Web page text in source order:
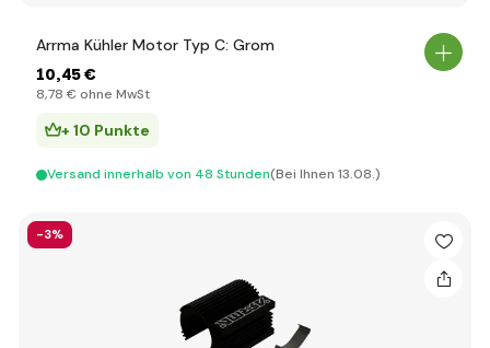
Arrma Kühler Motor Typ C: Grom
10,45 €
8,78 € ohne MwSt
+ 10 Punkte
Versand innerhalb von 48 Stunden(Bei Ihnen 13.08.)
-3%